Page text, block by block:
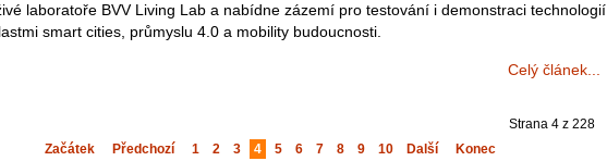
laboratoře BVV Living Lab a nabídne zázemí pro testování i demonstraci technologií
smart cities, průmyslu 4.0 a mobility budoucnosti.
Celý článek...
Strana 4 z 228
Začátek
Předchozí 1 2 3 4 5 6 7 8 9 10 Další Konec